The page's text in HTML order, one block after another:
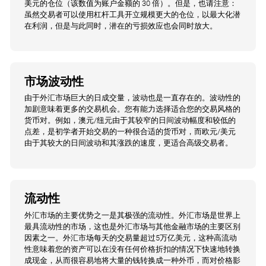
美元的仓位（该数值为账户金额的 30 倍）。但是，也请注意：
虽然交易者可以使用杠杆工具开立规模更大的仓位，以最大化潜
在利润，但是与此同时，潜在的亏损效应也会同时放大。
市场波动性
由于外汇市场巨大的日成交量，波动也是一直存在的。波动性的
加剧意味着更多的交易机会。您有能力选择适合您的交易风格的
货币对。例如，澳元/纽元由于其较窄的日间波动幅度和较低的
点差，是初学者开始交易的一种很合适的货币对，而欧元/美元
由于其较大的日间波动和其涨跌的速度，更适合高级交易者。
流动性
外汇市场的主要优势之一是其极强的流动性。外汇市场是世界上
最具流动性的市场，这也是外汇市场与其他金融市场的主要区别
因素之一。外汇市场每天的交易量超过5万亿美元，这种高流动
性意味着您的资产可以在没有任何价格折扣的情况下快速地转换
成现金，从而很容易地将大量的钱转换成一种外币，而对价格影